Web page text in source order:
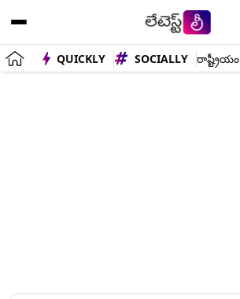
QUICKLY SOCIALLY రాష్ట్రీయం